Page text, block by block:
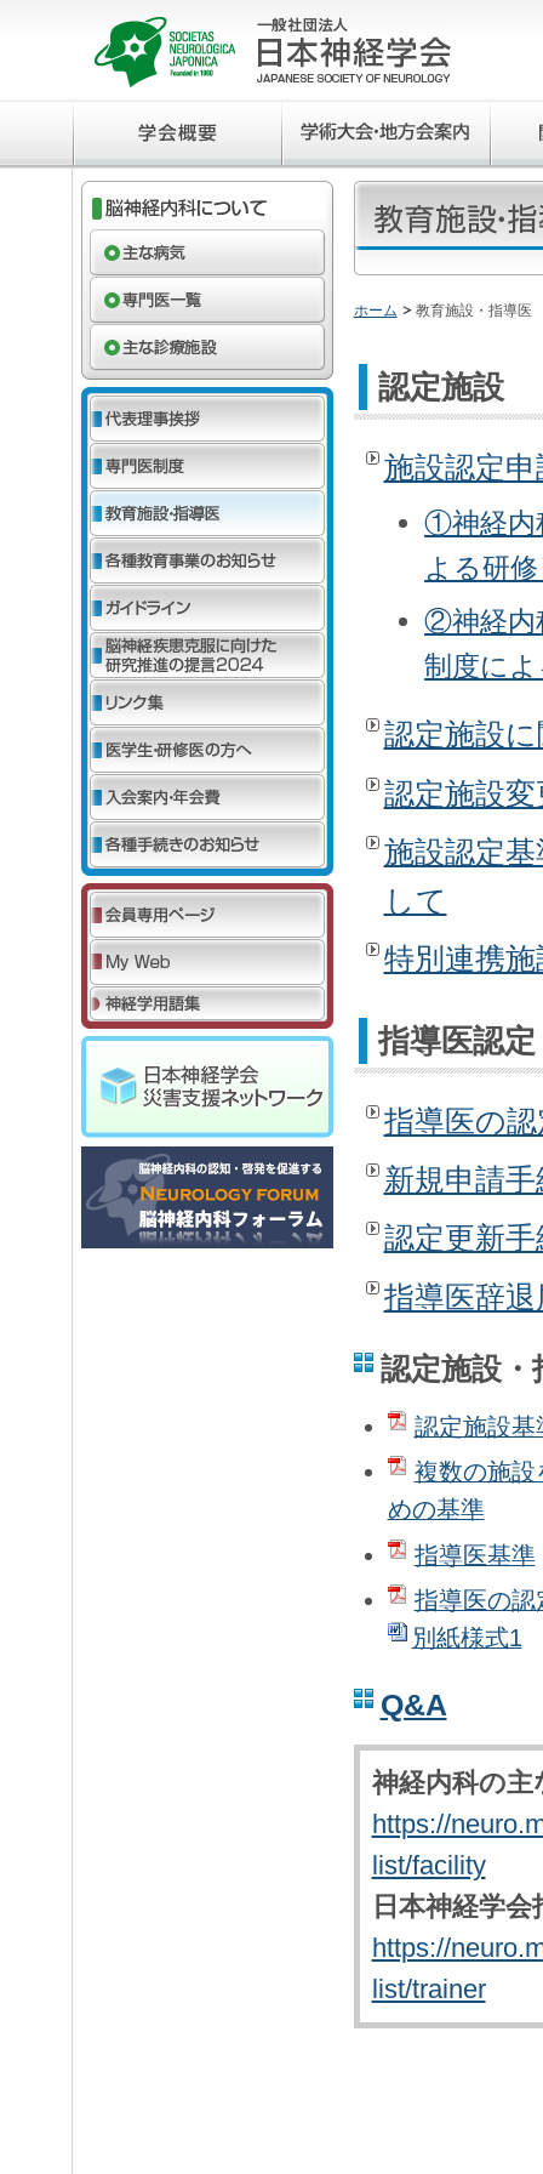
ホーム 教育施設・指導医
認定施設
施設認定
①神経内
よる研
②神経内
制度に
認定施設
認定施設変
施設認定
して
特別連携
指導医認定
指導医の
新規申請
認定更新
指導医辞退
認定施設・
認定施設基
複数の施設
めの基準
指導医基準
指導医の認
別紙様式1
Q&A
神経内科の主
https://
list/facility
日本神経学
https://
list/trainer